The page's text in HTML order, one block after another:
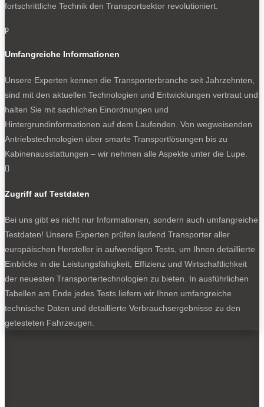
fortschrittliche Technik den Transportsektor revolutioniert.
p
Umfangreiche Informationen
Unsere Experten kennen die Transporterbranche seit Jahrzehnten,
sind mit den aktuellen Technologien und Entwicklungen vertraut und
halten Sie mit sachlichen Einordnungen und
Hintergrundinformationen auf dem Laufenden. Von wegweisenden
Antriebstechnologien über smarte Transportlösungen bis zu
Kabinenausstattungen – wir nehmen alle Aspekte unter die Lupe.

Zugriff auf Testdaten
Bei uns gibt es nicht nur Informationen, sondern auch umfangreiche
Testdaten! Unsere Experten prüfen laufend Transporter aller
europäischen Hersteller in aufwendigen Tests, um Ihnen detaillierte
Einblicke in die Leistungsfähigkeit, Effizienz und Wirtschaftlichkeit
der neuesten Transportertechnologien zu bieten. In ausführlichen
Tabellen am Ende jedes Tests liefern wir Ihnen umfangreiche
technische Daten und detaillierte Verbrauchsergebnisse zu den
getesteten Fahrzeugen.